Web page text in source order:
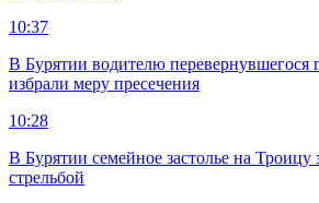
10:37
В Бурятии водителю перевернувшегося
избрали меру пресечения
10:28
В Бурятии семейное застолье на Троицу
стрельбой